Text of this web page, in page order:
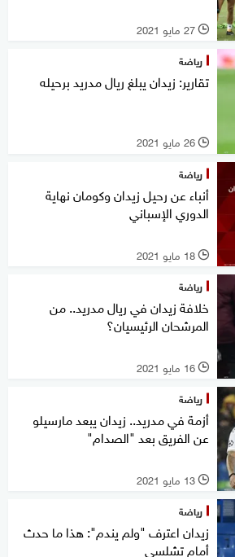
l 27 مايو 2021
رياضة
تقارير: زيدان يبلغ ريال مدريد برحيله
l 26 مايو 2021
رياضة
أنباء عن رحيل زيدان وكومان نهاية
الدوري الإسباني
l 18 مايو 2021
رياضة
خلافة زيدان في ريال مدريد.. من
المرشحان الرئيسيان؟
l 16 مايو 2021
رياضة
أزمة في مدريد.. زيدان يبعد مارسيلو
عن الفريق بعد "الصدام"
l 13 مايو 2021
رياضة
زيدان اعترف "ولم يندم": هذا ما حدث
أمام تشلسي